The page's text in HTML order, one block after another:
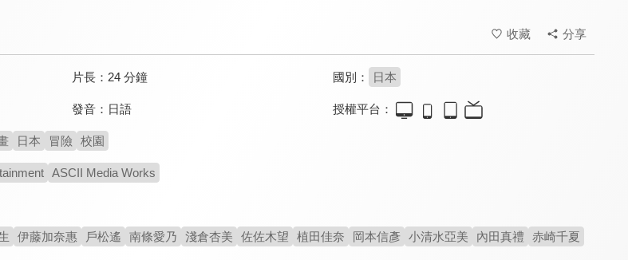
收藏 分享
片長： 24 分鐘 國別： 日本
發音： 日語 授權平台：
日本 冒險 校園
ASCII Media Works
伊藤加奈惠 戶松遙 南條愛乃 淺倉杏美 佐佐木望 植田佳奈 岡本信彥 小清水亞美 內田真禮
赤崎千夏